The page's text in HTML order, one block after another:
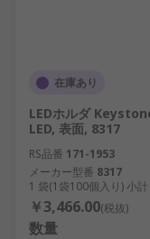
在庫あり
LEDホルダ
LED, 表面, 8317
RS品番 171-1953
メーカー型番 8317
1 袋(1袋100個入り) 小計
￥3,466.00(税抜)
数量